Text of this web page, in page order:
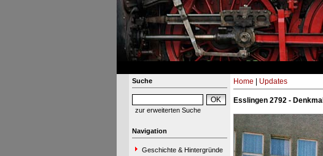
Suche
zur erweiterten Suche
Navigation
Geschichte & Hintergründe
Home Updates
Esslingen 2792 - Denkmal